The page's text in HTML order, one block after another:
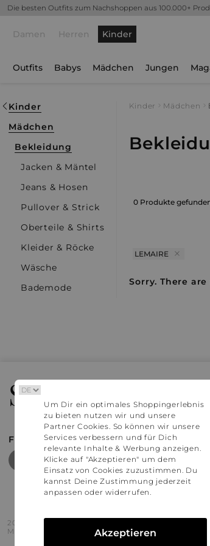
Die besten Outfits zum Nachshoppen aus 100.000+
Damen Herren Kinder
Outfits Babys Mädchen Jungen
Kinder
Mädchen
Bekleidung
Jacken & Mäntel
Jeans & Hosen
Pullover & Strick
Oberteile & Shirts
Kleider & Röcke
Wäsche
Bademode
Kinder Mädchen
0 Produkte
LEMAIRE
Sorry. There
Stylaholic
FIND MORE INSPIRATION
2016 - 2026 © Stylaholic.
Made for you with love in munich.
Um Dir ein optimales Shoppingerlebnis
zu bieten nutzen wir und unsere
Partner Cookies. So können wir unsere
Services verbessern und für Dich
relevante Inhalte & Werbung anzeigen.
Klicke auf "Akzeptieren" um dem
Einsatz von Cookies zuzustimmen. Du
kannst Deine Zustimmung jederzeit
anpassen oder widerrufen.
Akzeptieren